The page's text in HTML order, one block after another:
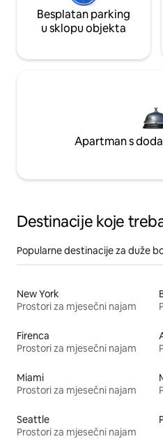
Besplatan parking
u sklopu objekta
Apartman s
Destinacije koje
Popularne destinacije za duže
New York
Prostori za mjesečni najam
Firenca
Prostori za mjesečni najam
Miami
Prostori za mjesečni najam
Seattle
Prostori za mjesečni najam